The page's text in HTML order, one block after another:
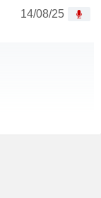
14/08/25